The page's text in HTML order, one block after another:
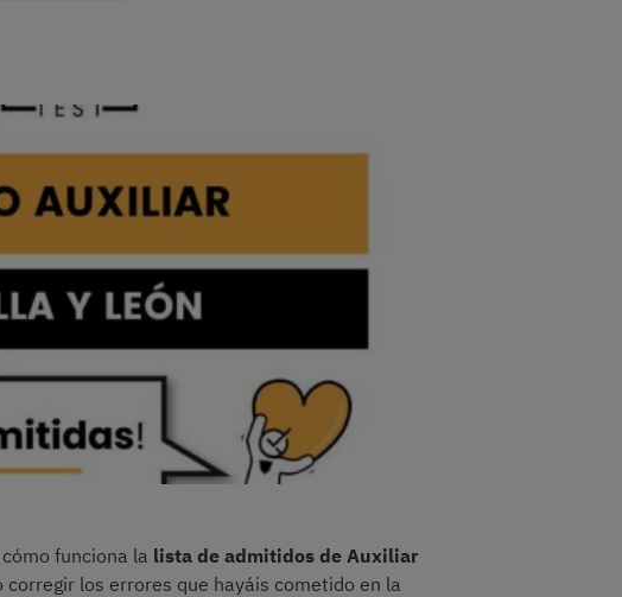
funciona la lista de admitidos de Auxiliar
los errores que hayáis cometido en la